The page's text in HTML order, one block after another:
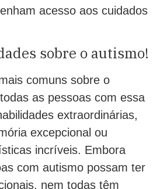
acesso aos cuidados
sobre o autismo!
comuns sobre o
as pessoas com essa
extraordinárias,
excepcional ou
incríveis. Embora
com autismo possam ter
nem todas têm